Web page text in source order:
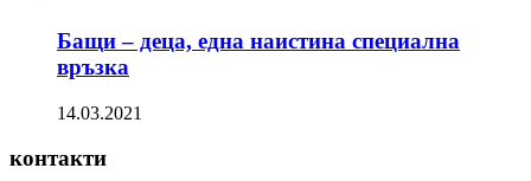
Бащи – деца, една наистина специална
връзка
14.03.2021
контакти